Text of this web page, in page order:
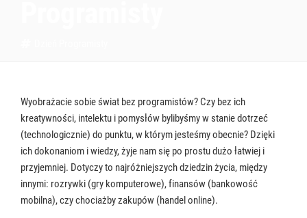
Wyobrażacie sobie świat bez programistów? Czy bez ich
kreatywności, intelektu i pomysłów bylibyśmy w stanie dotrzeć
(technologicznie) do punktu, w którym jesteśmy obecnie? Dzięki
ich dokonaniom i wiedzy, żyje nam się po prostu dużo łatwiej i
przyjemniej. Dotyczy to najróżniejszych dziedzin życia, między
innymi: rozrywki (gry komputerowe), finansów (bankowość
mobilna), czy chociażby zakupów (handel online).